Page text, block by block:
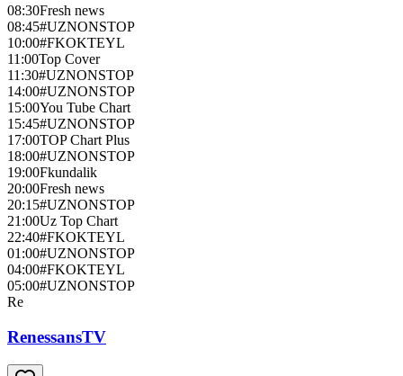
08:30Fresh news
08:45#UZNONSTOP
10:00#FKOKTEYL
11:00Top Cover
11:30#UZNONSTOP
14:00#UZNONSTOP
15:00You Tube Chart
15:45#UZNONSTOP
17:00TOP Chart Plus
18:00#UZNONSTOP
19:00Fkundalik
20:00Fresh news
20:15#UZNONSTOP
21:00Uz Top Chart
22:40#FKOKTEYL
01:00#UZNONSTOP
04:00#FKOKTEYL
05:00#UZNONSTOP
Re
RenessansTV